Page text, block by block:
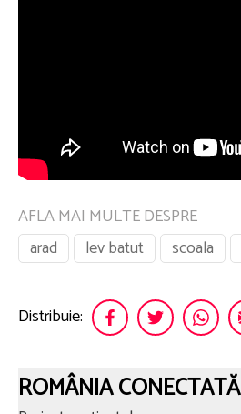
AFLA MAI MULTE DESPRE
arad
lev batut scoala
Distribuie:
ROMÂNIA CONECTATĂ